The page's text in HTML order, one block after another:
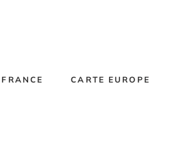
CARTE EUROPE